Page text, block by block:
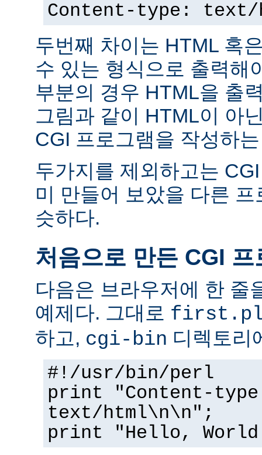
Content-type: text/
두번째 차이는 HTML 혹
수 있는 형식으로 출력해
부분의 경우 HTML을 출
그림과 같이 HTML이 아
CGI 프로그램을 작성하
두가지를 제외하고는
미 만들어 보았을 다른
슷하다.
처음으로 만든 CGI 프
다음은 브라우저에 한 줄
예제다. 그대로
하고, cgi-bin 디렉토리
#!/usr/bin/perl
print "Content-
text/html\n\n";
print "Hello,